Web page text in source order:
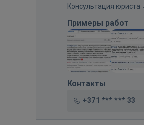
Консультация юриста
Примеры работ
Контакты
+371 *** *** 33